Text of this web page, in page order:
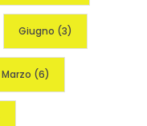
Giugno (3)
Marzo (6)